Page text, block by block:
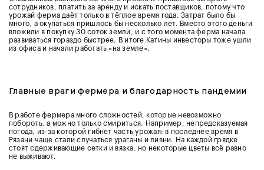
сотрудников, платить за аренду и искать поставщиков, потому что
урожай ферма даёт только в тёплое время года. Затрат было бы
много, а окупаться пришлось бы несколько лет. Вместо этого деньги
вложили в покупку 30 соток земли, и с того момента ферма начала
развиваться гораздо быстрее. В итоге Катины инвесторы тоже ушли
из офиса и начали работать «на земле».
Главные враги фермера и благодарность пандемии
В работе фермера много сложностей, которые невозможно
побороть, а можно только смириться. Например, непредсказуемая
погода, из-за которой гибнет часть урожая: в последнее время в
Рязани чаще стали случаться ураганы и ливни. На каждой грядке
стоят сдерживающие сетки и вязка, но некоторые цветы всё равно
не выживают.